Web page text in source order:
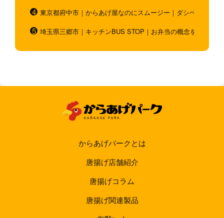
東京都府中市｜からあげ屋なのにスムージー｜ダシベース唐
埼玉県三郷市｜キッチンBUS STOP｜お弁当の概念を超越！
からあげパークとは
唐揚げ店舗紹介
唐揚げコラム
唐揚げ関連製品